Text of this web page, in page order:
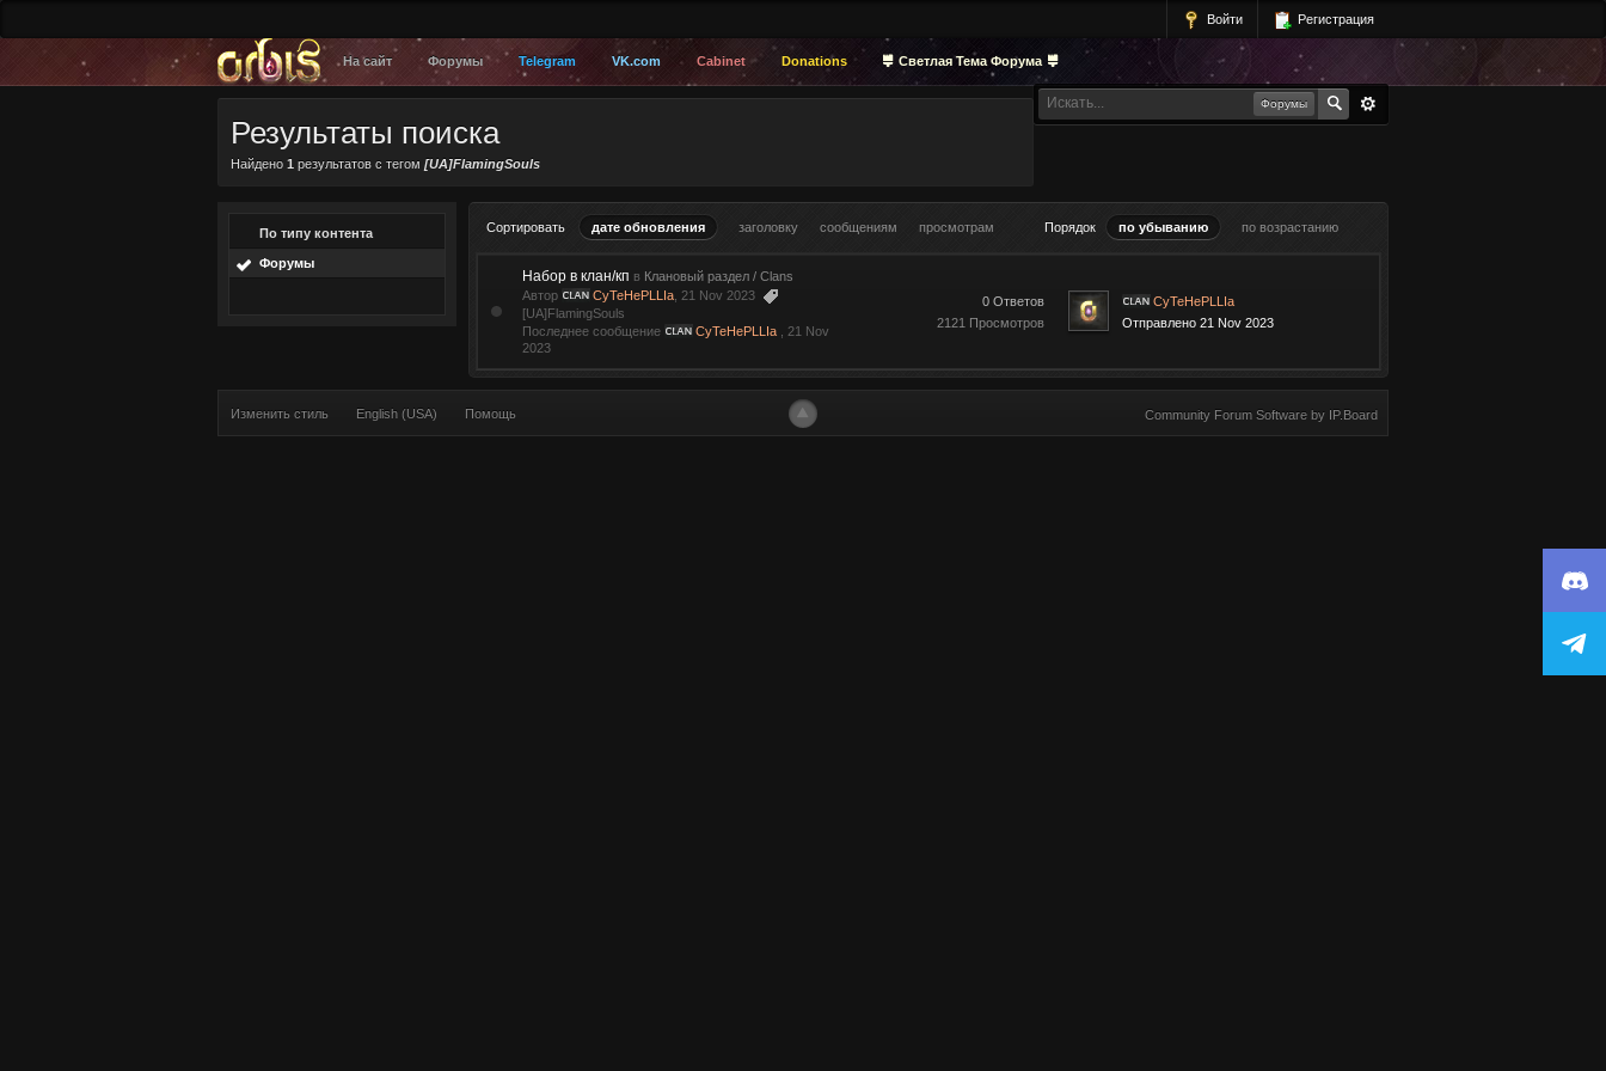
Войти Регистрация
На сайт Форумы Telegram VK.com Cabinet Donations Светлая Тема Форума
Форумы
Результаты поиска
Найдено 1 результатов с тегом [UA]FlamingSouls
По типу контента
Форумы
Сортировать дате обновления заголовку сообщениям просмотрам Порядок по убыванию по возрастанию
Набор в клан/кп в Клановый раздел / Clans
Автор
CyTeHePLLIa , 21 Nov 2023
[UA]FlamingSouls
Последнее сообщение
CyTeHePLLIa
21 Nov
2023
0 Ответов
2121 Просмотров
CyTeHePLLIa
Отправлено 21 Nov 2023
Community Forum Software by IP.Board
Изменить стиль English (USA) Помощь